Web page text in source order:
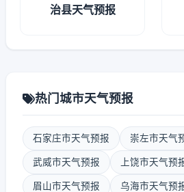
治县天气预报
热门城市天气预报
石家庄市天气预报 崇左市天气
武威市天气预报 上饶市天气预
眉山市天气预报 乌海市天气预